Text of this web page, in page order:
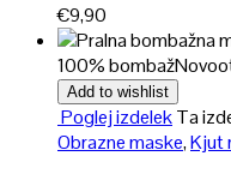
€9,90
100% bombažNovo
Add to wishlist
Poglej izdelekTa
Obrazne maske,Kjut